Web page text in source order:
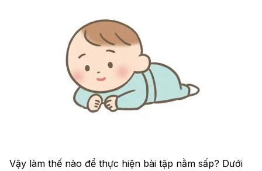
Vậy làm thế nào để thực hiện bài tập nằm sấp? Dưới